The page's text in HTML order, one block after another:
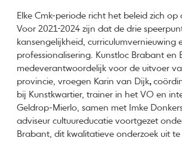
Elke Cmk-periode richt het beleid zich op
Voor 2021-2024 zijn dat de drie
kansengelijkheid, curriculumvernieuwing
professionalisering. Kunstloc Brabant en
medeverantwoordelijk voor de uitvoer
provincie, vroegen Karin van Dijk,
bij Kunstkwartier, trainer in het VO en
Geldrop-Mierlo, samen met Imke
adviseur cultuureducatie voortgezet
Brabant, dit kwalitatieve onderzoek uit te